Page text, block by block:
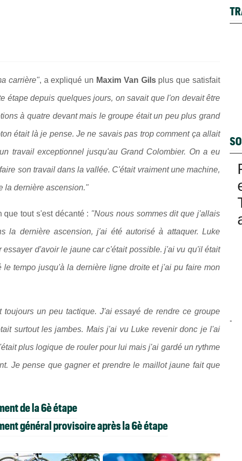
carrière", a expliqué un Maxim Van Gils plus que satisfait
étape depuis quelques jours, on savait que l'on devait être
à quatre devant mais le groupe était un peu plus grand
était là je pense. Je ne savais pas trop comment ça allait
travail exceptionnel jusqu'au Grand Colombier. On a eu
son travail dans la vallée. C'était vraiment une machine,
la dernière ascension."
que tout s'est décanté : "Nous nous sommes dit que j'allais
la dernière ascension, j'ai été autorisé à attaquer. Luke
d'avoir le jaune car c'était possible. j'ai vu qu'il était
tempo jusqu'à la dernière ligne droite et j'ai pu faire mon
un peu tactique. J'ai essayé de rendre ce groupe
surtout les jambes. Mais j'ai vu Luke revenir donc je l'ai
plus logique de rouler pour lui mais j'ai gardé un rythme
Je pense que gagner et prendre le maillot jaune fait que
de la 6è étape
général provisoire après la 6è étape
-